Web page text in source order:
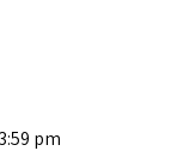
pm